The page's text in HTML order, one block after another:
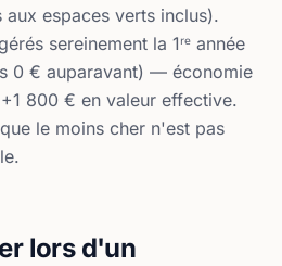
espaces verts inclus).
sereinement la 1ʳᵉ année
0 € auparavant) — économie
+1 800 € en valeur effective.
le moins cher n'est pas
lors d'un